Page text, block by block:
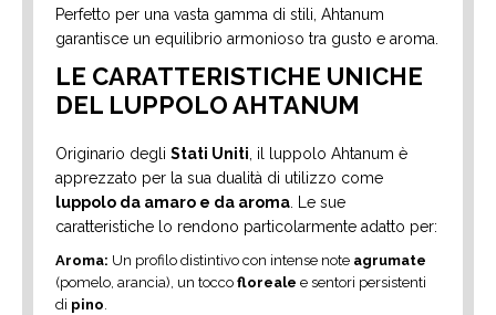
Perfetto per una vasta gamma di stili, Ahtanum
garantisce un equilibrio armonioso tra gusto e aroma.
LE CARATTERISTICHE UNICHE
DEL LUPPOLO AHTANUM
Originario degli Stati Uniti , il luppolo Ahtanum è
apprezzato per la sua dualità di utilizzo come
luppolo da amaro e da aroma . Le sue
caratteristiche lo rendono particolarmente adatto per:
Aroma: Un profilo distintivo con intense note agrumate
(pomelo, arancia), un tocco floreale e sentori persistenti
di pino